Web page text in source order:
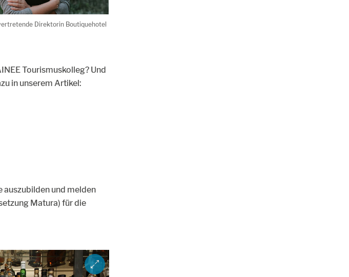
Direktorin Boutiquehotel
Tourismuskolleg? Und
in unserem Artikel:
auszubilden und melden
Matura) für die
ZOOM IMAGE